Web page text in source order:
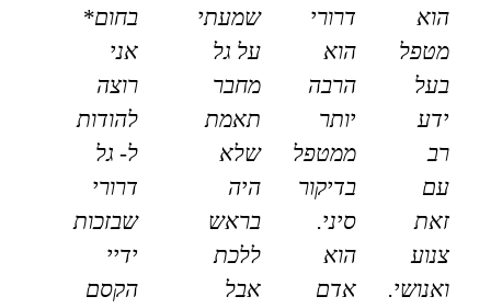
הוא
מטפל
בעל
ידע
רב
עם
זאת
צנוע
ואנושי.
דרורי
הוא
הרבה
יותר
ממטפל
בדיקור
סיני.
הוא
אדם
שמעתי
על גל
מחבר
תאמת
שלא
היה
בראש
ללכת
אבל
בחום*
אני
רוצה
להודות
ל- גל
דרורי
שבזכות
ידיי
הקסם